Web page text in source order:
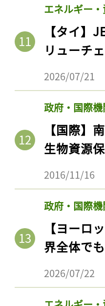
エネルギー
【タイ】
リューチ
2026/07/21
政府・国際
【国際】
生物資源
2016/11/16
政府・国際
【ヨーロ
界全体で
2026/07/22
記事